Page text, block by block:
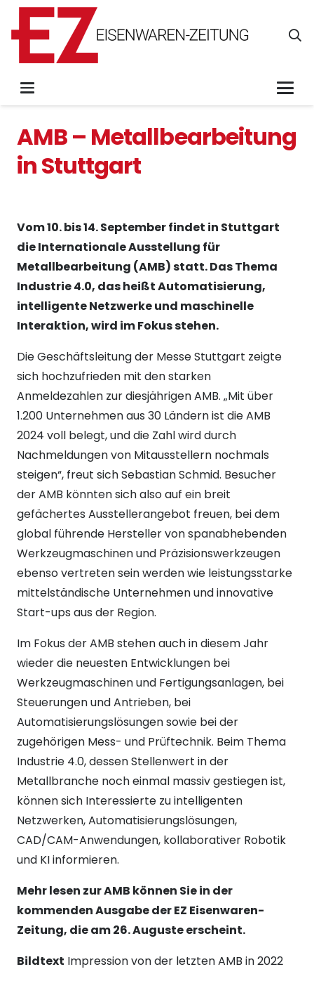
AMB – Metallbearbeitung
in Stuttgart
Vom 10. bis 14. September findet in Stuttgart
die Internationale Ausstellung für
Metallbearbeitung (AMB) statt. Das Thema
Industrie 4.0, das heißt Automatisierung,
intelligente Netzwerke und maschinelle
Interaktion, wird im Fokus stehen.
Die Geschäftsleitung der Messe Stuttgart zeigte
sich hochzufrieden mit den starken
Anmeldezahlen zur diesjährigen AMB. „Mit über
1.200 Unternehmen aus 30 Ländern ist die AMB
2024 voll belegt, und die Zahl wird durch
Nachmeldungen von Mitausstellern nochmals
steigen“, freut sich Sebastian Schmid. Besucher
der AMB könnten sich also auf ein breit
gefächertes Ausstellerangebot freuen, bei dem
global führende Hersteller von spanabhebenden
Werkzeugmaschinen und Präzisionswerkzeugen
ebenso vertreten sein werden wie leistungsstarke
mittelständische Unternehmen und innovative
Start-ups aus der Region.
Im Fokus der AMB stehen auch in diesem Jahr
wieder die neuesten Entwicklungen bei
Werkzeugmaschinen und Fertigungsanlagen, bei
Steuerungen und Antrieben, bei
Automatisierungslösungen sowie bei der
zugehörigen Mess- und Prüftechnik. Beim Thema
Industrie 4.0, dessen Stellenwert in der
Metallbranche noch einmal massiv gestiegen ist,
können sich Interessierte zu intelligenten
Netzwerken, Automatisierungslösungen,
CAD/CAM-Anwendungen, kollaborativer Robotik
und KI informieren.
Mehr lesen zur AMB können Sie in der
kommenden Ausgabe der EZ Eisenwaren-
Zeitung, die am 26. Auguste erscheint.
Bildtext Impression von der letzten AMB in 2022